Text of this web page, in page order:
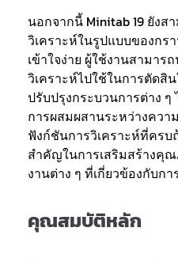
นอกจากนี้ Minitab 19 ยังส
วิเคราะห์ในรูปแบบของกร
เข้าใจง่าย ผู้ใช้งานสามาร
วิเคราะห์ไปใช้ในการตัดสิ
ปรับปรุงกระบวนการต่าง
การผสมผสานระหว่างควา
ฟังก์ชันการวิเคราะห์ที่ครบ
สำคัญในการเสริมสร้างคุ
งานต่าง ๆ ที่เกี่ยวข้องกับก
คุณสมบัติหลัก